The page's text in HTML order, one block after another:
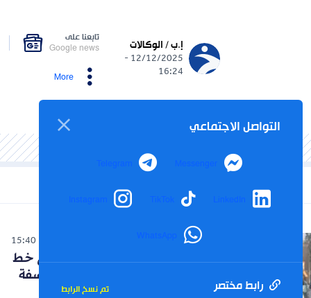
إ.ب / الوكالات
12/12/2025 -
16:24
تابعنا على
Google news
More
التواصل الاجتماعي
Messenger
Telegram
LinkedIn
TikTok
Instagram
WhatsApp
رابط مختصر تم نسخ الرابط
15:40
حنون تدخل على خط
الجدل حول الفلسفة